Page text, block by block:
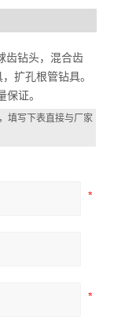
齿钻头，混合齿
扩孔根管钻具。
证。
填写下表直接与厂家